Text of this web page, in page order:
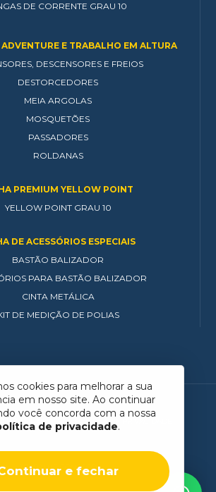
DE CORRENTE GRAU 10
ADVENTURE E TRABALHO EM ALTURA
DESCENSORES E FREIOS
DESTORCEDORES
MEIA ARGOLAS
MOSQUETÕES
PASSADORES
ROLDANAS
PREMIUM YELLOW POINT
YELLOW POINT GRAU 10
DE ACESSÓRIOS ESPECIAIS
BASTÃO BALIZADOR
PARA BASTÃO BALIZADOR
CINTA METÁLICA
DE MEDIÇÃO DE POLIAS
BRASIL © 2026 POLÍTICA DE PRIVACIDADE
TRABALHE CONOSCO
cookies para melhorar a sua
em nosso site. Ao continuar
você concorda com a nossa
de privacidade.
e fechar